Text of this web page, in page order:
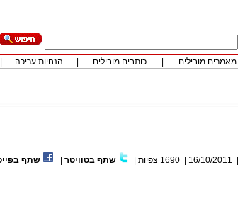
מאמרים מובילים כותבים מובילים הנחיות עריכה
16/10/2011
1690 צפיות שתף בטוויטר שתף